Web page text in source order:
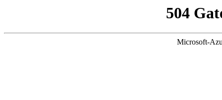
504
Microsoft-